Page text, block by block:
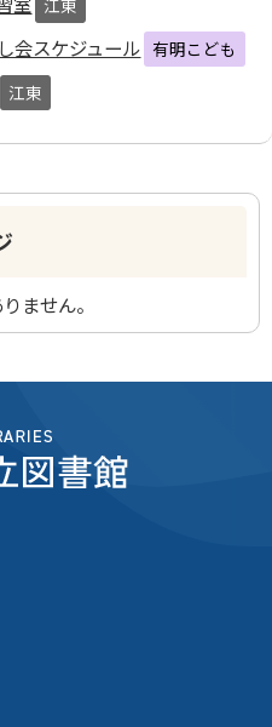
江東
会スケジュール 有明こども
江東
ません。